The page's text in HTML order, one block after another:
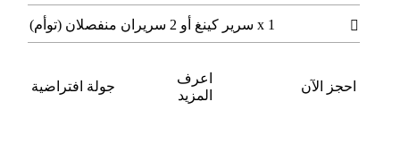
 1 x سرير كينغ أو 2 سريران منفصلان (توأم)
احجز الآن
اعرف
المزيد
جولة افتراضية